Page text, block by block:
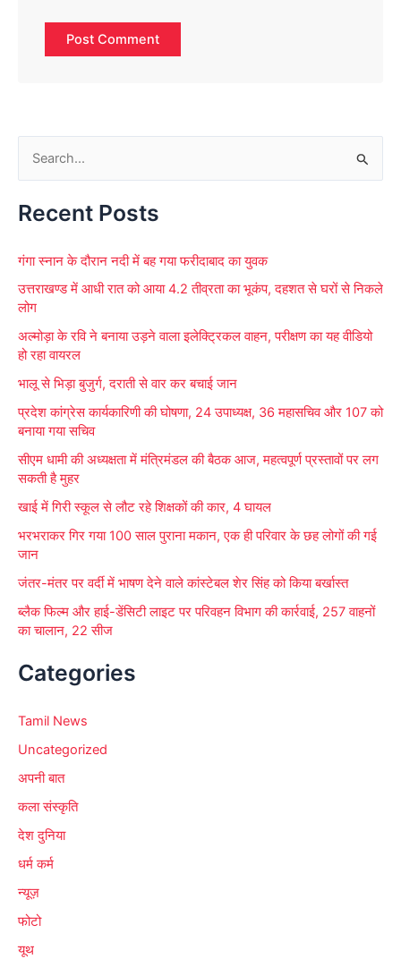
a
c
h
f
o
Recent Posts
गंगा स्नान के दौरान नदी में बह गया फरीदाबाद का युवक
उत्तराखण्ड में आधी रात को आया 4.2 तीव्रता का भूकंप, दहशत से घरों से निकले
लोग
अल्मोड़ा के रवि ने बनाया उड़ने वाला इलेक्ट्रिकल वाहन, परीक्षण का यह वीडियो
हो रहा वायरल
भालू से भिड़ा बुजुर्ग, दराती से वार कर बचाई जान
प्रदेश कांग्रेस कार्यकारिणी की घोषणा, 24 उपाध्यक्ष, 36 महासचिव और 107 को
बनाया गया सचिव
सीएम धामी की अध्यक्षता में मंत्रिमंडल की बैठक आज, महत्वपूर्ण प्रस्तावों पर लग
सकती है मुहर
खाई में गिरी स्कूल से लौट रहे शिक्षकों की कार, 4 घायल
भरभराकर गिर गया 100 साल पुराना मकान, एक ही परिवार के छह लोगों की गई
जान
जंतर-मंतर पर वर्दी में भाषण देने वाले कांस्टेबल शेर सिंह को किया बर्खास्त
ब्लैक फिल्म और हाई-डेंसिटी लाइट पर परिवहन विभाग की कार्रवाई, 257 वाहनों
का चालान, 22 सीज
Categories
Tamil News
Uncategorized
अपनी बात
कला संस्कृति
देश दुनिया
धर्म कर्म
न्यूज़
फोटो
यूथ